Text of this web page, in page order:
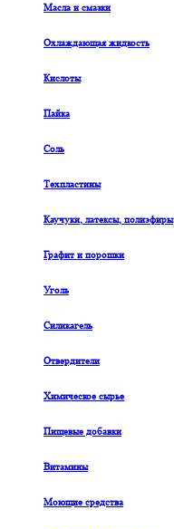
Масла и смазки
Охлаждающая жидкость
Кислоты
Пайка
Соль
Техпластины
Каучуки, латексы, полиэфиры
Графит и порошки
Уголь
Силикагель
Отвердители
Химическое сырье
Пищевые добавки
Витамины
Моющие средства